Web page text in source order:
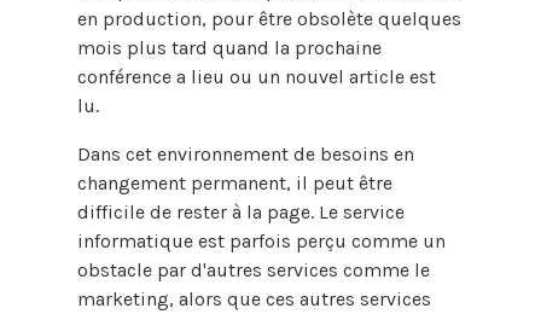
en production, pour être obsolète quelques
mois plus tard quand la prochaine
conférence a lieu ou un nouvel article est
lu.
Dans cet environnement de besoins en
changement permanent, il peut être
difficile de rester à la page. Le service
informatique est parfois perçu comme un
obstacle par d'autres services comme le
marketing, alors que ces autres services